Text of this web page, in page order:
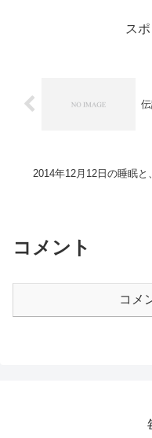
ス
2014年12月12日の睡眠と
コメント
コメ